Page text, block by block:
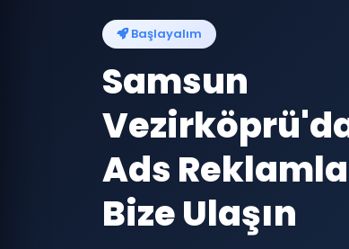
Başlayalım
Samsun
Ads
Bize Ulaşın